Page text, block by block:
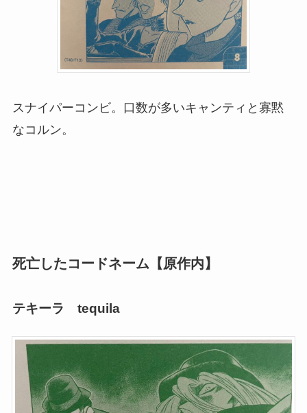
スナイパーコンビ。口数が多いキャンティと寡黙
なコルン。
死亡したコードネーム【原作内】
テキーラ tequila